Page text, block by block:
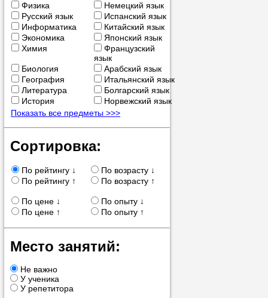
пожелания.
Или найдите
нашей базе
Физика
Немецкий язык
Русский язык
Испанский язык
Информатика
Китайский язык
Экономика
Японский язык
Химия
Французский
язык
Биология
Арабский язык
География
Итальянский язык
Литература
Болгарский язык
История
Норвежский язык
Показать все предметы >>>
Сортировка:
По рейтингу ↓
По возрасту ↓
По рейтингу ↑
По возрасту ↑
По цене ↓
По опыту ↓
По цене ↑
По опыту ↑
Место занятий:
Не важно
У ученика
У репетитора